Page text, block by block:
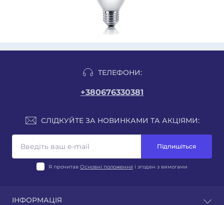
ТЕЛЕФОНИ:
+380676330381
СЛІДКУЙТЕ ЗА НОВИНКАМИ ТА АКЦІЯМИ:
Підпишіться
Я прочитав Основні положення і згоден з вимогами
ІНФОРМАЦІЯ